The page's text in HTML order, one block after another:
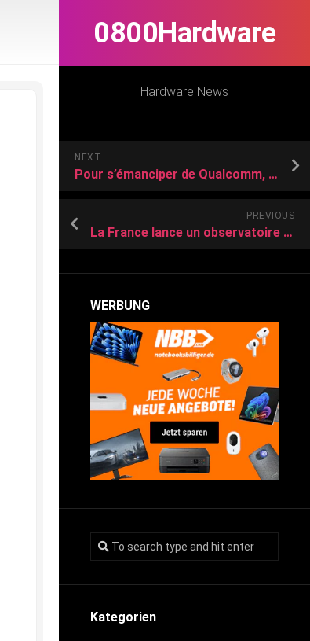
0800Hardware
Hardware News
NEXT
Pour s’émanciper de Qualcomm, Xiaomi forme une nouvelle division vouée au développement de puces
PREVIOUS
La France lance un observatoire de la souveraineté numérique
WERBUNG
Kategorien